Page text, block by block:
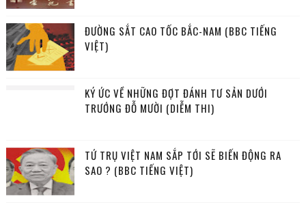
ĐƯỜNG SẮT CAO TỐC BẮC-NAM (BBC TIẾNG
VIỆT)
KÝ ỨC VỀ NHỮNG ĐỢT ĐÁNH TƯ SẢN DƯỚI
TRƯỚNG ĐỖ MƯỜI (DIỄM THI)
TỨ TRỤ VIỆT NAM SẮP TỚI SẼ BIẾN ĐỘNG RA
SAO ? (BBC TIẾNG VIỆT)